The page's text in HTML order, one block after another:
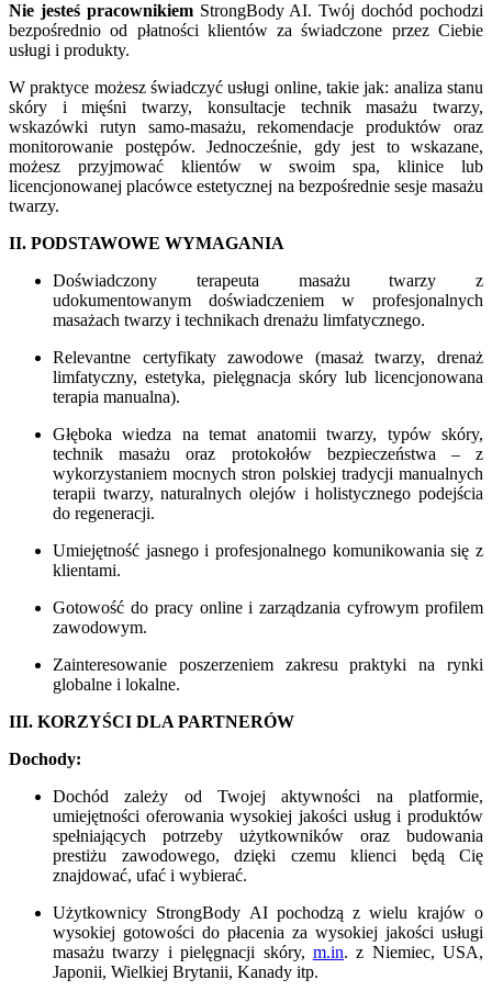
Nie jesteś pracownikiemStrongBody AI. Twój dochód pochodzi
bezpośrednio od płatności klientów za świadczone przez Ciebie
usługi i produkty.
W praktyce możesz świadczyć usługi online, takie jak: analiza stanu
skóry i mięśni twarzy, konsultacje technik masażu twarzy,
wskazówki rutyn samo-masażu, rekomendacje produktów oraz
monitorowanie postępów. Jednocześnie, gdy jest to wskazane,
możesz przyjmować klientów w swoim spa, klinice lub
licencjonowanej placówce estetycznej na bezpośrednie sesje masażu
twarzy.
II. PODSTAWOWE WYMAGANIA
Doświadczony terapeuta masażu twarzy z
udokumentowanym doświadczeniem w profesjonalnych
masażach twarzy i technikach drenażu limfatycznego.
Relevantne certyfikaty zawodowe (masaż twarzy, drenaż
limfatyczny, estetyka, pielęgnacja skóry lub licencjonowana
terapia manualna).
Głęboka wiedza na temat anatomii twarzy, typów skóry,
technik masażu oraz protokołów bezpieczeństwa – z
wykorzystaniem mocnych stron polskiej tradycji manualnych
terapii twarzy, naturalnych olejów i holistycznego podejścia
do regeneracji.
Umiejętność jasnego i profesjonalnego komunikowania się z
klientami.
Gotowość do pracy online i zarządzania cyfrowym profilem
zawodowym.
Zainteresowanie poszerzeniem zakresu praktyki na rynki
globalne i lokalne.
III. KORZYŚCI DLA PARTNERÓW
Dochody:
Dochód zależy od Twojej aktywności na platformie,
umiejętności oferowania wysokiej jakości usług i produktów
spełniających potrzeby użytkowników oraz budowania
prestiżu zawodowego, dzięki czemu klienci będą Cię
znajdować, ufać i wybierać.
Użytkownicy StrongBody AI pochodzą z wielu krajów o
wysokiej gotowości do płacenia za wysokiej jakości usługi
masażu twarzy i pielęgnacji skóry, m.in. z Niemiec, USA,
Japonii, Wielkiej Brytanii, Kanady itp.